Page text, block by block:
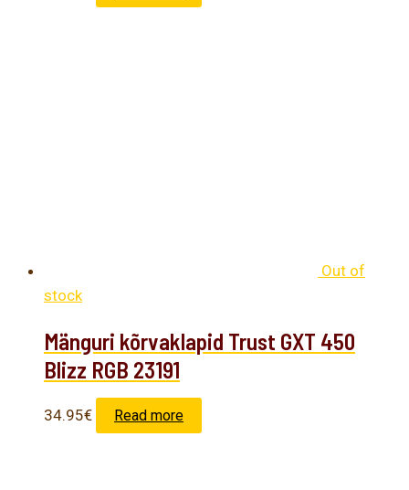
Out of
stock
Mänguri kõrvaklapid Trust GXT 450
Blizz RGB 23191
34.95€ Read more